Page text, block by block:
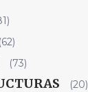
(62)
(73)
(20)